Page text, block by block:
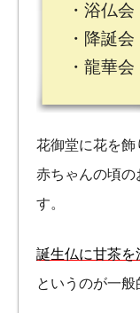
・浴仏
・降誕
・龍華
花御堂に花を飾
赤ちゃんの頃の
す。
誕生仏に甘茶を
というのが一般